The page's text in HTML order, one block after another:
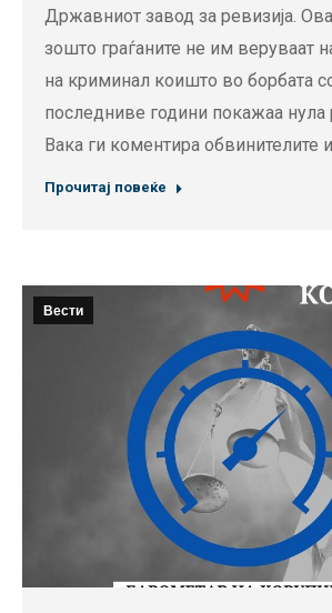
Државниот завод за ревизија.
зошто граѓаните не им веруваат
на криминал коишто во борбата
последниве години покажаа нула
Вака ги коментира обвинителите и
Прочитај повеќе
Вести